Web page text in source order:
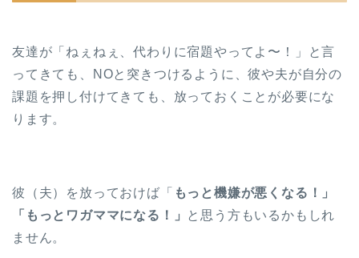
友達が「ねぇねぇ、代わりに宿題やってよ〜！」と言
ってきても、NOと突きつけるように、彼や夫が自分の
課題を押し付けてきても、放っておくことが必要にな
ります。
彼（夫）を放っておけば「 もっと機嫌が悪くなる！」
「もっとワガママになる！」
と思う方もいるかもしれ
ません。